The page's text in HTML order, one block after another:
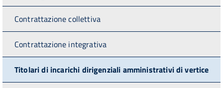
Contrattazione collettiva
Contrattazione integrativa
Titolari di incarichi dirigenziali amministrativi di vertice